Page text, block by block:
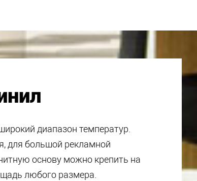
диапазон температур.
для большой рекламной
основу можно крепить на
любого размера.